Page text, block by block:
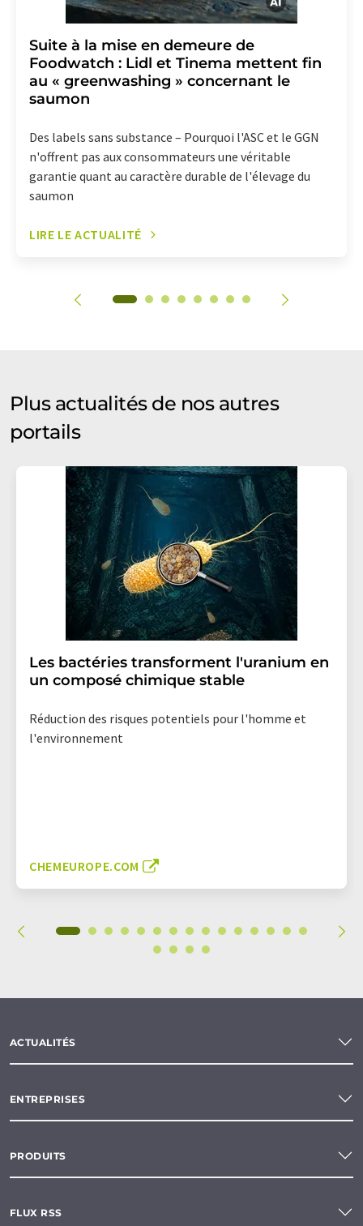
Suite à la mise en demeure de
Foodwatch : Lidl et Tinema mettent fin
au « greenwashing » concernant le
saumon
Des labels sans substance – Pourquoi l'ASC et le GGN
n'offrent pas aux consommateurs une véritable
garantie quant au caractère durable de l'élevage du
saumon
LIRE LE ACTUALITÉ
Plus actualités de nos autres
portails
Les bactéries transforment l'uranium en
un composé chimique stable
Réduction des risques potentiels pour l'homme et
l'environnement
CHEMEUROPE.COM
ACTUALITÉS
ENTREPRISES
PRODUITS
FLUX RSS